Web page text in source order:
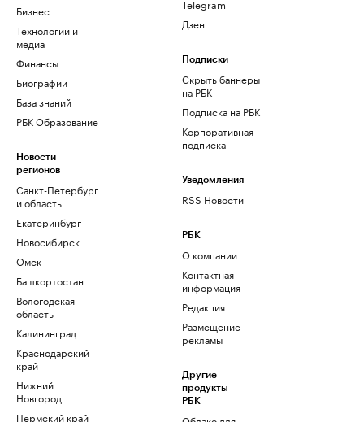
Бизнес
Технологии и
медиа
Финансы
Биографии
База знаний
РБК Образование
Новости
регионов
Санкт-Петербург
и область
Екатеринбург
Новосибирск
Омск
Башкортостан
Вологодская
область
Калининград
Краснодарский
край
Нижний
Новгород
Пермский край
Telegram
Дзен
Подписки
Скрыть баннеры
на РБК
Подписка на РБК
Корпоративная
подписка
Уведомления
RSS Новости
РБК
О компании
Контактная
информация
Редакция
Размещение
рекламы
Другие
продукты
РБК